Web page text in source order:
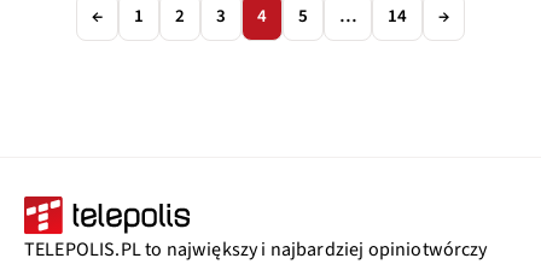
← 1 2 3 4 5 … 14 →
TELEPOLIS.PL to największy i najbardziej opiniotwórczy